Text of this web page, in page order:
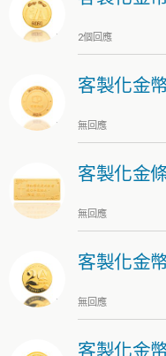
2個回應
客製化金
無回應
客製化金
無回應
客製化金
無回應
客製化金